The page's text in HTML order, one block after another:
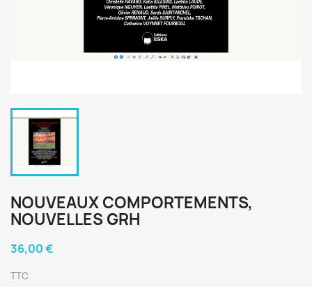
NOUVEAUX COMPORTEMENTS,
NOUVELLES GRH
36,00 €
TTC